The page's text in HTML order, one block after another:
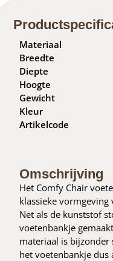
Materiaal
Breedte
Diepte
Hoogte
Gewicht
Kleur
Artikelcode
Omschrijving
Het Comfy Chair
klassieke
Net als de kunststof
voetenbankje
materiaal is bijzonder
het voetenbankje